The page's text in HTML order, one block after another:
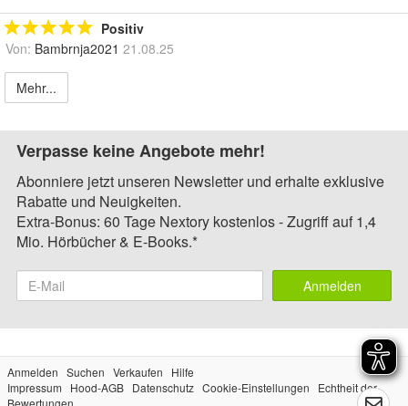
Positiv
Von: Bambrnja2021 21.08.25
Mehr...
Verpasse keine Angebote mehr!
Abonniere jetzt unseren Newsletter und erhalte exklusive
Rabatte und Neuigkeiten.
Extra-Bonus: 60 Tage Nextory kostenlos - Zugriff auf 1,4
Mio. Hörbücher & E-Books.*
Anmelden
Anmelden Suchen Verkaufen
Hilfe
Impressum
Hood-AGB Datenschutz Cookie-Einstellungen
Echtheit der